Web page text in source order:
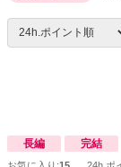
長編 完結